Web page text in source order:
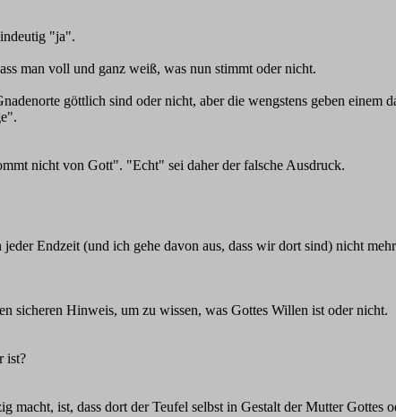
"ja".
man voll und ganz weiß, was nun stimmt oder nicht.
göttlich sind oder nicht, aber die wengstens geben einem
nicht von Gott". "Echt" sei daher der falsche Ausdruck.
Endzeit (und ich gehe davon aus, dass wir dort sind) nicht
sicheren Hinweis, um zu wissen, was Gottes Willen ist oder nicht.
ist?
ist, dass dort der Teufel selbst in Gestalt der Mutter Gottes